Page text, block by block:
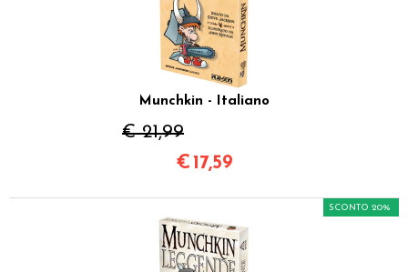
Munchkin - Italiano
€ 21,99
€ 17,59
SCONTO 20%